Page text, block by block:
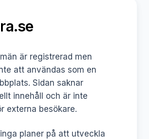
är registrerad men
att användas som en
Sidan saknar
innehåll och är inte
externa besökare.
planer på att utveckla